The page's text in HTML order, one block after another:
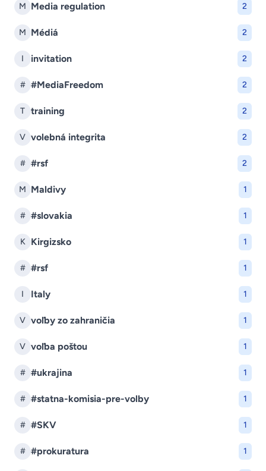
M Media regulation 2
M Médiá 2
I invitation 2
# #MediaFreedom 2
T training 2
V volebná integrita 2
# #rsf 2
M Maldivy 1
# #slovakia 1
K Kirgizsko 1
# #rsf 1
I Italy 1
V voľby zo zahraničia 1
V voľba poštou 1
# #ukrajina 1
# #statna-komisia-pre-volby 1
# #SKV 1
# #prokuratura 1